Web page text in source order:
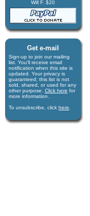
Will F. $20
Get e-mail
Sign-up to join our mail­ing
list. You'll receive e­mail
notification when this site is
updated. Your privacy is
guaran­teed; this list is not
sold, shared, or used for any
other purpose. Click here for
more infor­mation.
To unsubscribe, click here